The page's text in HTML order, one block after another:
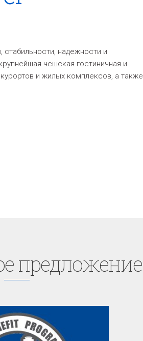
, стабильности, надежности и
чешская гостиничная и
и жилых комплексов, а также
предложение